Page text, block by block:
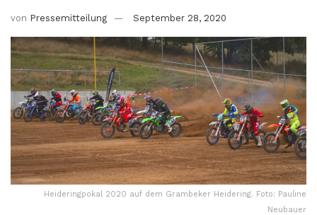
von Pressemitteilung September 28, 2020
Heideringpokal 2020 auf dem Grambeker Heidering. Foto: Pauline
Neubauer